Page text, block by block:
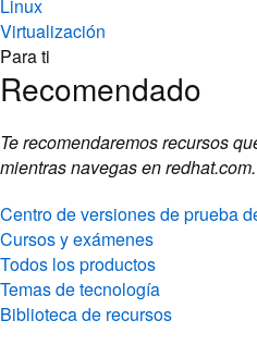
Linux
Virtualización
Para ti
Recomendado
Te recomendaremos recursos
mientras navegas en
Centro de versiones de prueba
Cursos y exámenes
Todos los productos
Temas de tecnología
Biblioteca de recursos